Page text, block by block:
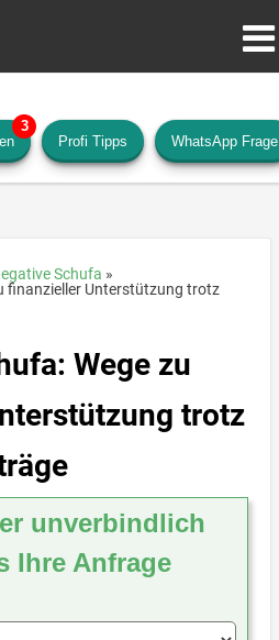
Profi Tipps WhatsApp Frage
Schufa
finanzieller Unterstützung trotz
Wege zu
trotz
unverbindlich
Ihre Anfrage